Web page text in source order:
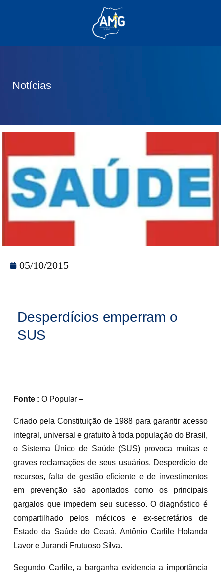
Notícias
05/10/2015
Desperdícios emperram o
SUS
Fonte : O Popular –
Criado pela Constituição de 1988 para garantir acesso
integral, universal e gratuito à toda população do Brasil,
o Sistema Único de Saúde (SUS) provoca muitas e
graves reclamações de seus usuários. Desperdício de
recursos, falta de gestão eficiente e de investimentos
em prevenção são apontados como os principais
gargalos que impedem seu sucesso. O diagnóstico é
compartilhado pelos médicos e ex-secretários de
Estado da Saúde do Ceará, Antônio Carlile Holanda
Lavor e Jurandi Frutuoso Silva.
Segundo Carlile, a barganha evidencia a importância